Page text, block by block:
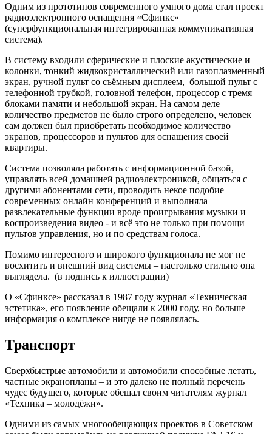
Одним из прототипов современного умного дома стал проект
радиоэлектронного оснащения «Сфинкс»
(суперфункциональная интегрированная коммуникативная
система).
В систему входили сферические и плоские акустические и
колонки, тонкий жидкокристаллический или газоплазменный
экран, ручной пульт со съёмным дисплеем, большой пульт с
телефонной трубкой, головной телефон, процессор с тремя
блоками памяти и небольшой экран. На самом деле
количество предметов не было строго определено, человек
сам должен был приобретать необходимое количество
экранов, процессоров и пультов для оснащения своей
квартиры.
Система позволяла работать с информационной базой,
управлять всей домашней радиоэлектроникой, общаться с
другими абонентами сети, проводить некое подобие
современных онлайн конференций и выполняла
развлекательные функции вроде проигрывания музыки и
воспроизведения видео - и всё это не только при помощи
пультов управления, но и по средствам голоса.
Помимо интересного и широкого функционала не мог не
восхитить и внешний вид системы – настолько стильно она
выглядела. (в подпись к иллюстрации)
О «Сфинксе» рассказал в 1987 году журнал «Техническая
эстетика», его появление обещали к 2000 году, но больше
информация о комплексе нигде не появлялась.
Транспорт
Сверхбыстрые автомобили и автомобили способные летать,
частные экранопланы – и это далеко не полный перечень
чудес будущего, которые обещал своим читателям журнал
«Техника – молодёжи».
Одними из самых многообещающих проектов в Советском